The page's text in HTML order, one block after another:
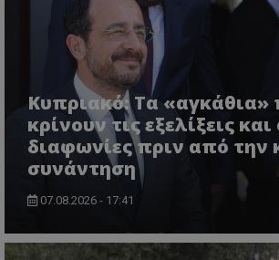
Κυπριακό: Τα «αγκάθια»
κρίνουν τις εξελίξεις και
διαφωνίες πριν από την
συνάντηση
07.08.2026 - 17:41
VISITOR_PRIVACY_METADATA